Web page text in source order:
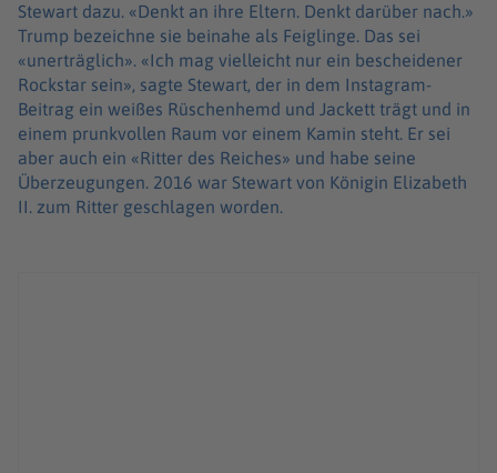
Stewart dazu. «Denkt an ihre Eltern. Denkt darüber nach.»
Trump bezeichne sie beinahe als Feiglinge. Das sei
«unerträglich». «Ich mag vielleicht nur ein bescheidener
Rockstar sein», sagte Stewart, der in dem Instagram-
Beitrag ein weißes Rüschenhemd und Jackett trägt und in
einem prunkvollen Raum vor einem Kamin steht. Er sei
aber auch ein «Ritter des Reiches» und habe seine
Überzeugungen. 2016 war Stewart von Königin Elizabeth
II. zum Ritter geschlagen worden.